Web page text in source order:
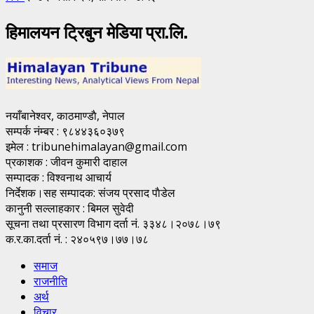
हिमालयन ट्रिबुन मेडिया प्रा.लि.
नयाँबानेश्वर, काठमाण्डाै, नेपाल
सम्पर्क नंम्बर : ९८४४३६०३७९
इमेल : tribunehimalayan@gmail.com
प्रकाशक : जीवन कुमारी दाहाल
सम्पादक : विश्वनाथ आचार्य
निर्देशक।सह सम्पादक: संजय प्रसाद पाैडेल
कानुनी सल्लाहकार : बिमल सुवेदी
सूचना तथा प्रसारण विभाग दर्ता नं. ३३४८।२०७८।७९
क.र.का.दर्ता नं. : २४०५९७।७७।७८
समाज
राजनीति
अर्थ